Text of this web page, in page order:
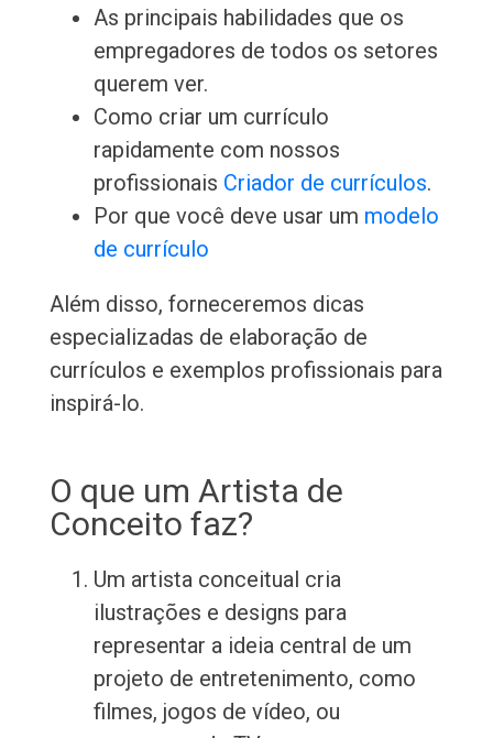
As principais habilidades que os
empregadores de todos os setores
querem ver.
Como criar um currículo
rapidamente com nossos
profissionais Criador de currículos.
Por que você deve usar um modelo
de currículo
Além disso, forneceremos dicas
especializadas de elaboração de
currículos e exemplos profissionais para
inspirá-lo.
O que um Artista de
Conceito faz?
Um artista conceitual cria
ilustrações e designs para
representar a ideia central de um
projeto de entretenimento, como
filmes, jogos de vídeo, ou